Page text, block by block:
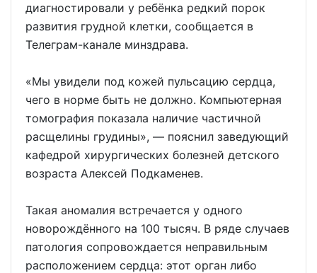
диагностировали у ребёнка редкий порок
развития грудной клетки, сообщается в
Телеграм-канале минздрава.
«Мы увидели под кожей пульсацию сердца,
чего в норме быть не должно. Компьютерная
томография показала наличие частичной
расщелины грудины», — пояснил заведующий
кафедрой хирургических болезней детского
возраста Алексей Подкаменев.
Такая аномалия встречается у одного
новорождённого на 100 тысяч. В ряде случаев
патология сопровождается неправильным
расположением сердца: этот орган либо